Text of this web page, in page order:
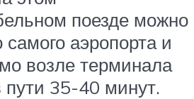
поезде можно
самого аэропорта и
возле терминала
35-40 минут.